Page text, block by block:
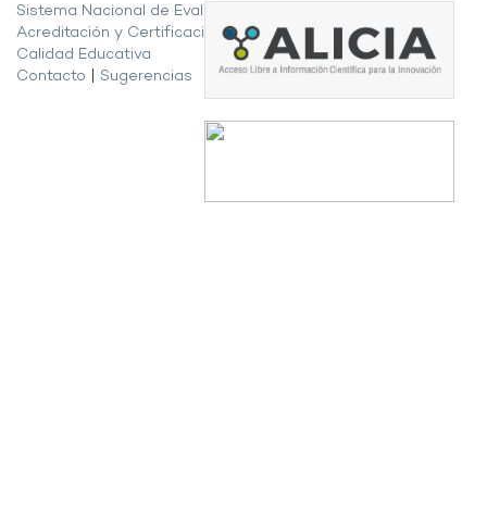
Sistema Nacional de Evaluación,
Acreditación y Certificación de la
Calidad Educativa
Contacto
Sugerencias